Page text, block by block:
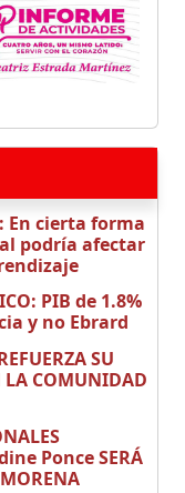
En cierta forma
podría afectar
PIB de 1.8%
y no Ebrard
SU
COMUNIDAD
Ponce SERÁ